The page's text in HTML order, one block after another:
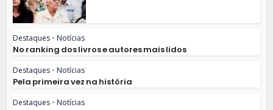
Destaques • Notícias
No ranking dos livros e autores mais lidos
Destaques • Notícias
Pela primeira vez na história
Destaques • Notícias